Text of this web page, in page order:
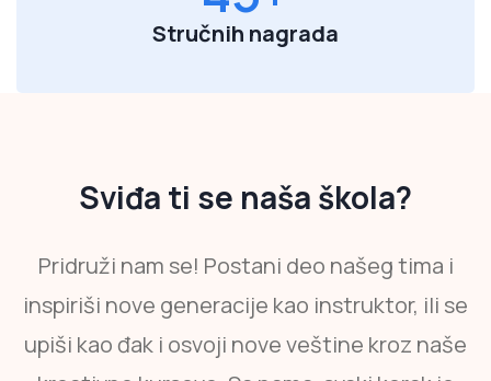
Stručnih nagrada
Sviđa ti se naša škola?
Pridruži nam se! Postani deo našeg tima i
inspiriši nove generacije kao instruktor, ili se
upiši kao đak i osvoji nove veštine kroz naše